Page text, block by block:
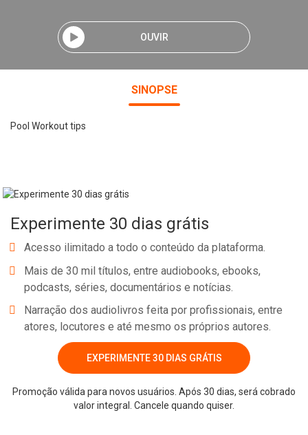
OUVIR
SINOPSE
Pool Workout tips
Experimente 30 dias grátis
Acesso ilimitado a todo o conteúdo da plataforma.
Mais de 30 mil títulos, entre audiobooks, ebooks,
podcasts, séries, documentários e notícias.
Narração dos audiolivros feita por profissionais, entre
atores, locutores e até mesmo os próprios autores.
EXPERIMENTE 30 DIAS GRÁTIS
Promoção válida para novos usuários. Após 30 dias, será cobrado
valor integral. Cancele quando quiser.